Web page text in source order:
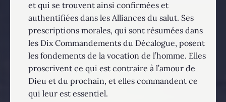
et qui se trouvent ainsi confirmées et
authentifiées dans les Alliances du salut. Ses
prescriptions morales, qui sont résumées dans
les Dix Commandements du Décalogue, posent
les fondements de la vocation de l’homme. Elles
proscrivent ce qui est contraire à l’amour de
Dieu et du prochain, et elles commandent ce
qui leur est essentiel.